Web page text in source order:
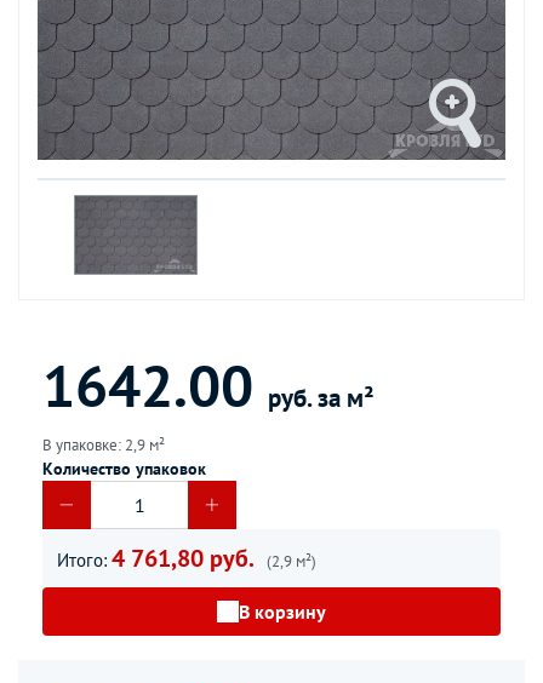
1642.00 руб. за м²
В упаковке: 2,9 м²
Количество упаковок
Итого: 4 761,80 руб. (2,9 м²)
В корзину